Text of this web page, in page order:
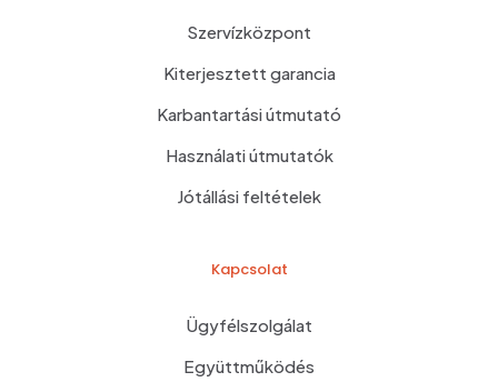
Szervízközpont
Kiterjesztett garancia
Karbantartási útmutató
Használati útmutatók
Jótállási feltételek
Kapcsolat
Ügyfélszolgálat
Együttműködés